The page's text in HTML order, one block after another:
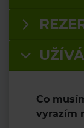
Co
vyrazím